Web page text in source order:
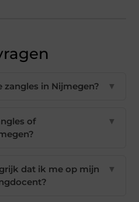
zangles in Nijmegen? ▼
of
▼
dat ik me op mijn
▼